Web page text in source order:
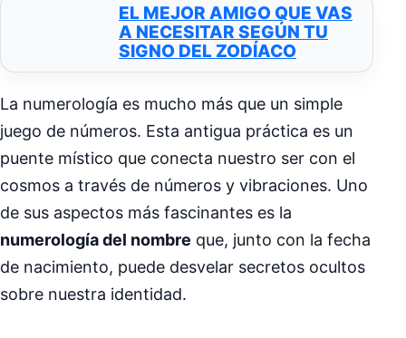
EL MEJOR AMIGO QUE VAS
A NECESITAR SEGÚN TU
SIGNO DEL ZODÍACO
La numerología es mucho más que un simple
juego de números. Esta antigua práctica es un
puente místico que conecta nuestro ser con el
cosmos a través de números y vibraciones. Uno
de sus aspectos más fascinantes es la
numerología del nombre que, junto con la fecha
de nacimiento, puede desvelar secretos ocultos
sobre nuestra identidad.